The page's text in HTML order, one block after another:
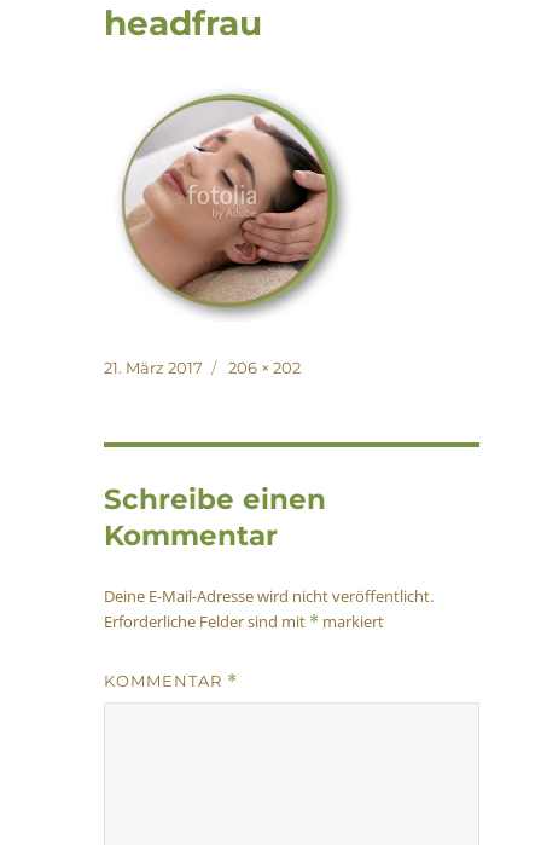
headfrau
Veröffentlicht
21. März 2017 Originalgröße
206 × 202
Schreibe einen
Kommentar
Deine E-Mail-Adresse wird nicht veröffentlicht.
Erforderliche Felder sind mit * markiert
KOMMENTAR *